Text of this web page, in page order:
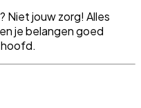
Niet jouw zorg! Alles
je belangen goed
hoofd.